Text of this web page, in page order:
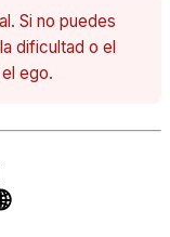
Si no puedes
dificultad o el
ego.